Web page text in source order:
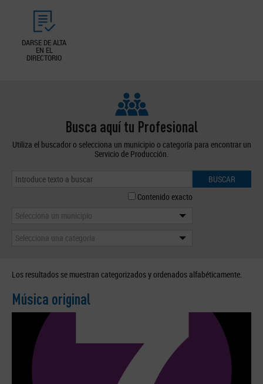
DARSE DE ALTA
EN EL
DIRECTORIO
Busca aquí tu Profesional
Utiliza el buscador o selecciona un municipio o categoría para encontrar un
Servicio de Producción.
BUSCAR
Contenido exacto
Selecciona un municipio
Selecciona una categoría
Los resultados se muestran categorizados y ordenados alfabéticamente.
Música original